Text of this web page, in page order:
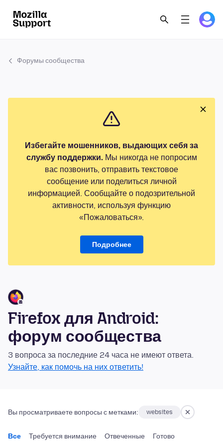
Форумы сообщества
Избегайте мошенников, выдающих себя за
службу поддержки.Мы никогда не попросим
вас позвонить, отправить текстовое
сообщение или поделиться личной
информацией. Сообщайте о подозрительной
активности, используя функцию
«Пожаловаться».
Подробнее
Firefox для Android:
форум сообщества
3 вопроса за последние 24 часа не имеют ответа.
Узнайте, как помочь на них ответить!
Вы просматриваете вопросы с метками: websites
Все Требуется внимание Отвеченные Готово